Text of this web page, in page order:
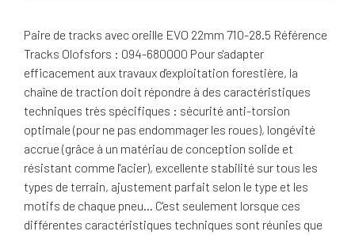
Paire de tracks avec oreille EVO 22mm 710-28.5 Référence
Tracks Olofsfors : 094-680000 Pour s'adapter
efficacement aux travaux d'exploitation forestière, la
chaîne de traction doit répondre à des caractéristiques
techniques très spécifiques : sécurité anti-torsion
optimale (pour ne pas endommager les roues), longévité
accrue (grâce à un matériau de conception solide et
résistant comme l'acier), excellente stabilité sur tous les
types de terrain, ajustement parfait selon le type et les
motifs de chaque pneu… C'est seulement lorsque ces
différentes caractéristiques techniques sont réunies que